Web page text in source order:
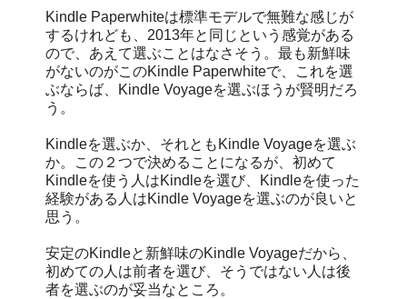
Kindle Paperwhiteは標準モデルで無難な感じが
するけれども、2013年と同じという感覚がある
ので、あえて選ぶことはなさそう。最も新鮮味
がないのがこのKindle Paperwhiteで、これを選
ぶならば、Kindle Voyageを選ぶほうが賢明だろ
う。
Kindleを選ぶか、それともKindle Voyageを選ぶ
か。この２つで決めることになるが、初めて
Kindleを使う人はKindleを選び、Kindleを使った
経験がある人はKindle Voyageを選ぶのが良いと
思う。
安定のKindleと新鮮味のKindle Voyageだから、
初めての人は前者を選び、そうではない人は後
者を選ぶのが妥当なところ。